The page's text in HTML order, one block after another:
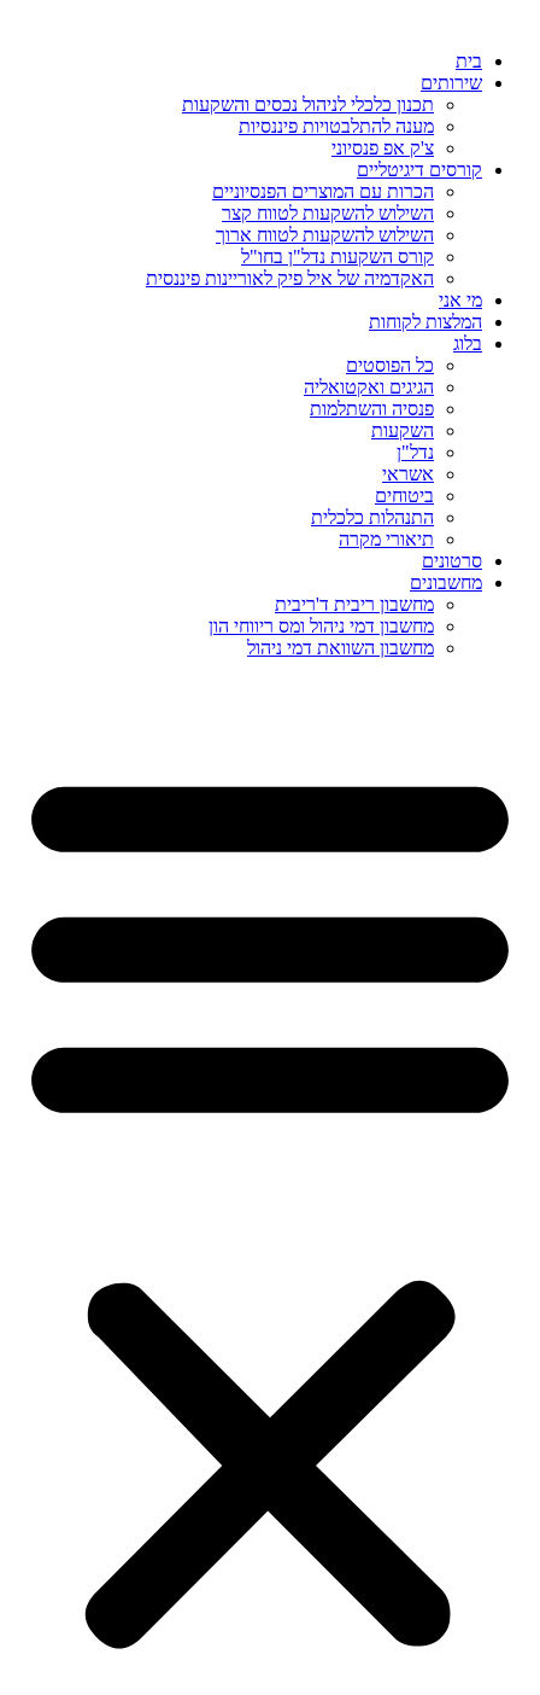
בית
שירותים
תכנון כלכלי לניהול נכסים והשקעות
מענה להתלבטויות פיננסיות
צ'ק אפ פנסיוני
קורסים דיגיטליים
הכרות עם המוצרים הפנסיוניים
השילוש להשקעות לטווח קצר
השילוש להשקעות לטווח ארוך
קורס השקעות נדל"ן בחו"ל
האקדמיה של איל פיק לאוריינות פיננסית
מי אני
המלצות לקוחות
בלוג
כל הפוסטים
הגיגים ואקטואליה
פנסיה והשתלמות
השקעות
נדל"ן
אשראי
ביטוחים
התנהלות כלכלית
תיאורי מקרה
סרטונים
מחשבונים
מחשבון ריבית ד'ריבית
מחשבון דמי ניהול ומס ריווחי הון
מחשבון השוואת דמי ניהול